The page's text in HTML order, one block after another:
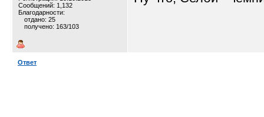
Сообщений: 1,132
Благодарности:
отдано: 25
получено: 163/103
Ответ